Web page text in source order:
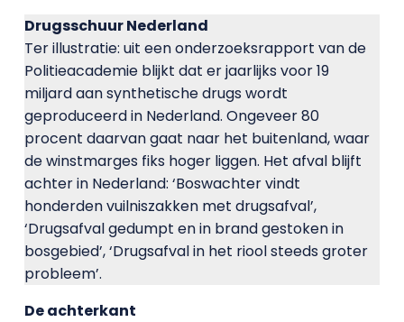
Drugsschuur Nederland
Ter illustratie: uit een onderzoeksrapport van de
Politieacademie blijkt dat er jaarlijks voor 19
miljard aan synthetische drugs wordt
geproduceerd in Nederland. Ongeveer 80
procent daarvan gaat naar het buitenland, waar
de winstmarges fiks hoger liggen. Het afval blijft
achter in Nederland: ‘Boswachter vindt
honderden vuilniszakken met drugsafval’,
‘Drugsafval gedumpt en in brand gestoken in
bosgebied’, ‘Drugsafval in het riool steeds groter
probleem’.
De achterkant